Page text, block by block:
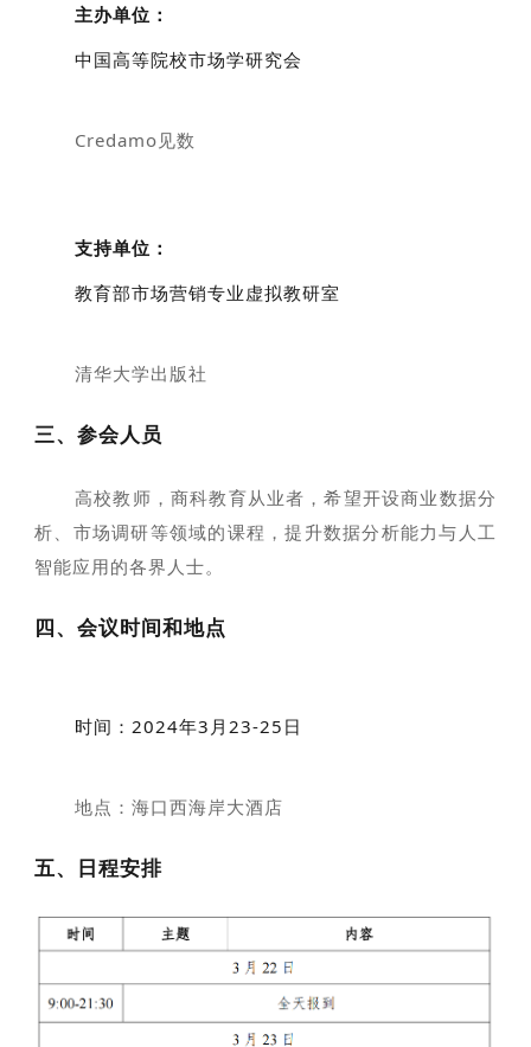
主办单位：
中国高等院校市场学研究会
Credamo见数
支持单位：
教育部市场营销专业虚拟教研室
清华大学出版社
三、参会人员
高校教师，商科教育从业者，希望开设商业数据分
析、市场调研等领域的课程，提升数据分析能力与人工
智能应用的各界人士。
四、会议时间和地点
时间：2024年3月23-25日
地点：海口西海岸大酒店
五、日程安排